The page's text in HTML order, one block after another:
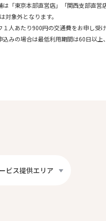
は「東京本部直営店」「関西支部直営
対象外となります。
１人あたり900円の交通費をお申し受け
込みの場合は最低利用期間は60日以上
ビス提供エリア